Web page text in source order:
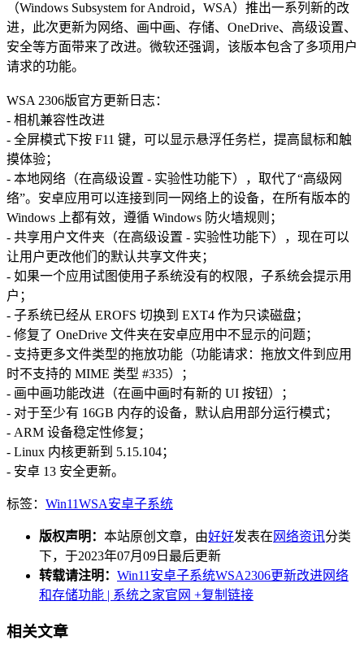
（Windows Subsystem for Android，WSA）推出一系列新的改
进，此次更新为网络、画中画、存储、OneDrive、高级设置、
安全等方面带来了改进。微软还强调，该版本包含了多项用户
请求的功能。
WSA 2306版官方更新日志：
- 相机兼容性改进
- 全屏模式下按 F11 键，可以显示悬浮任务栏，提高鼠标和触
摸体验；
- 本地网络（在高级设置 - 实验性功能下），取代了“高级网
络”。安卓应用可以连接到同一网络上的设备，在所有版本的
Windows 上都有效，遵循 Windows 防火墙规则；
- 共享用户文件夹（在高级设置 - 实验性功能下），现在可以
让用户更改他们的默认共享文件夹；
- 如果一个应用试图使用子系统没有的权限，子系统会提示用
户；
- 子系统已经从 EROFS 切换到 EXT4 作为只读磁盘；
- 修复了 OneDrive 文件夹在安卓应用中不显示的问题；
- 支持更多文件类型的拖放功能（功能请求：拖放文件到应用
时不支持的 MIME 类型 #335）；
- 画中画功能改进（在画中画时有新的 UI 按钮）；
- 对于至少有 16GB 内存的设备，默认启用部分运行模式；
- ARM 设备稳定性修复；
- Linux 内核更新到 5.15.104；
- 安卓 13 安全更新。
标签： Win11WSA安卓子系统
版权声明： 本站原创文章，由好好发表在 网络资讯分类
下，于2023年07月09日最后更新
转载请注明： Win11安卓子系统WSA2306更新改进网络
和存储功能 | 系统之家官网 +复制链接
相关文章